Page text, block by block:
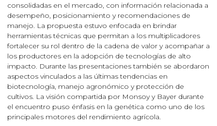
consolidadas en el mercado, con información relacionada a
desempeño, posicionamiento y recomendaciones de
manejo. La propuesta estuvo enfocada en brindar
herramientas técnicas que permitan a los multiplicadores
fortalecer su rol dentro de la cadena de valor y acompañar a
los productores en la adopción de tecnologías de alto
impacto. Durante las presentaciones también se abordaron
aspectos vinculados a las últimas tendencias en
biotecnología, manejo agronómico y protección de
cultivos. La visión compartida por Monsoy y Bayer durante
el encuentro puso énfasis en la genética como uno de los
principales motores del rendimiento agrícola.